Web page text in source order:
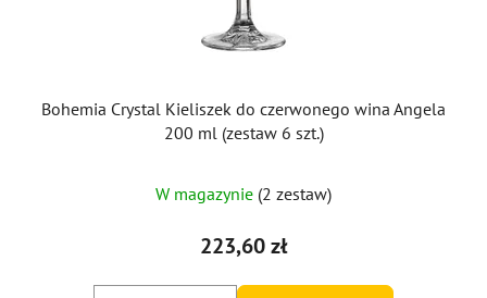
Bohemia Crystal Kieliszek do czerwonego wina Angela
200 ml (zestaw 6 szt.)
W magazynie (2 zestaw)
223,60 zł